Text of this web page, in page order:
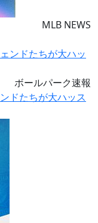
MLB NEWS
ボールパーク速報
ドたちが大ハッス